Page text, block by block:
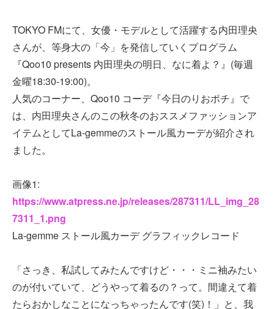
TOKYO FMにて、女優・モデルとして活躍する内田理央
さんが、等身大の「今」を発信していくプログラム
『Qoo10 presents 内田理央の明日、なに着よ？』(毎週
金曜18:30-19:00)。
人気のコーナー、Qoo10 コーデ『今日のりおポチ』で
は、内田理央さんのこの秋冬のおススメファッションア
イテムとしてLa-gemmeのストール風カーデが紹介され
ました。
画像1:
https://www.atpress.ne.jp/releases/287311/LL_img_28
7311_1.png
La-gemme ストール風カーデ グラフィックレコード
「さっき、私試してみたんですけど・・・ミニ袖みたい
のが付いていて、どうやって着るの？って。間違えて着
たらおかしなことになっちゃったんです(笑)！」と、我